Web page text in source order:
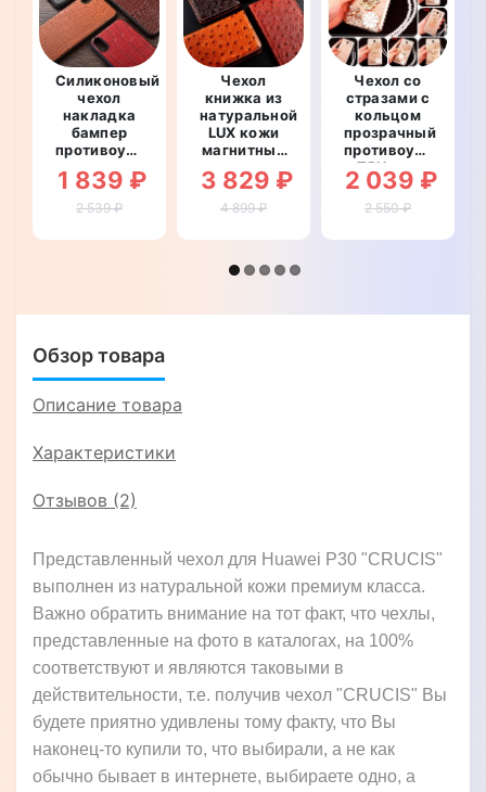
Силиконовый
чехол
накладка
бампер
противоударный
со
вставкой
из
кожи для
1 839 ₽
2 539 ₽
Чехол
книжка из
натуральной
LUX кожи
магнитный
противоударный
для Huawei
P30
3 829 ₽
4 899 ₽
Чехол со
стразами с
кольцом
прозрачный
противоударный
TPU для
Huawei P30
"ROYALER"
2 039 ₽
2 550 ₽
Обзор товара
Описание товара
Характеристики
Отзывов (2)
Представленный чехол для Huawei P30 "CRUCIS"
выполнен из натуральной кожи премиум класса.
Важно обратить внимание на тот факт, что чехлы,
представленные на фото в каталогах, на 100%
соответствуют и являются таковыми в
действительности, т.е. получив чехол "CRUCIS" Вы
будете приятно удивлены тому факту, что Вы
наконец-то купили то, что выбирали, а не как
обычно бывает в интернете, выбираете одно, а